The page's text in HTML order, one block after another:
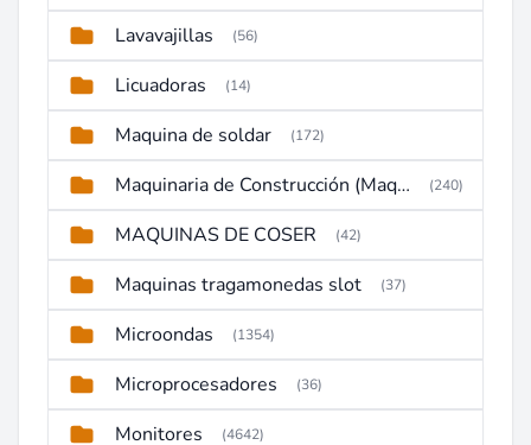
Lavavajillas (56)
Licuadoras (14)
Maquina de soldar (172)
Maquinaria de Construcción (Maquinaria Pesada) (240)
MAQUINAS DE COSER (42)
Maquinas tragamonedas slot (37)
Microondas (1354)
Microprocesadores (36)
Monitores (4642)